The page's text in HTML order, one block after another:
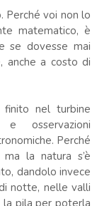
Perché voi non lo
matematico, è
se dovesse mai
anche a costo di
nel turbine
e osservazioni
Perché
la natura s’è
dandolo invece
notte, nelle valli
la pila per poterla